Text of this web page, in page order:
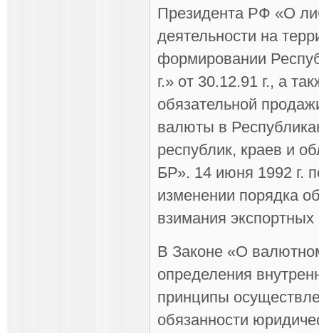
Президента РФ «О
деятельности на
формировании
г.» от 30.12.91 г., а
обязательной
валюты в
республик, краев и
БР». 14 июня 1992 г.
изменении порядка
взимания
В Законе «О
определения
принципы
обязанности